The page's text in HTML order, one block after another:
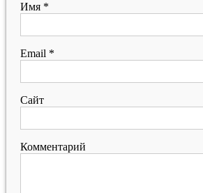
Имя *
Email *
Сайт
Комментарий